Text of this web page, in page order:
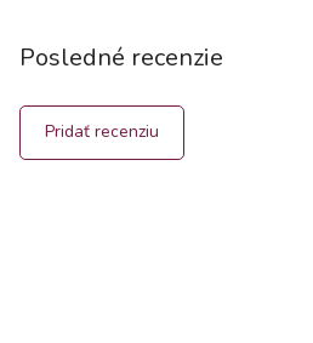
Posledné recenzie
Pridať recenziu